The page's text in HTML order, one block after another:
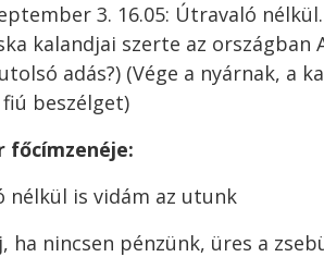
3. 16.05: Útravaló
kalandjai szerte az
adás?) (Vége a nyárnak, a
beszélget)
főcímzenéje:
nélkül is vidám az utunk
ha nincsen pénzünk, üres a